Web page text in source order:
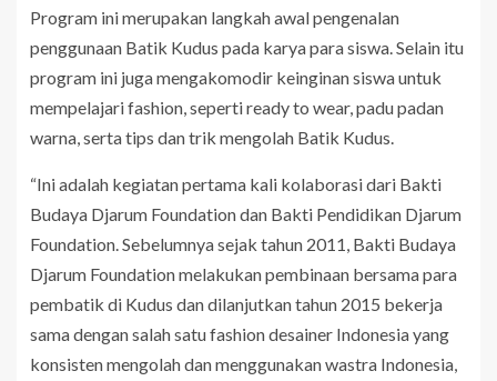
Program ini merupakan langkah awal pengenalan
penggunaan Batik Kudus pada karya para siswa. Selain itu
program ini juga mengakomodir keinginan siswa untuk
mempelajari fashion, seperti ready to wear, padu padan
warna, serta tips dan trik mengolah Batik Kudus.
“Ini adalah kegiatan pertama kali kolaborasi dari Bakti
Budaya Djarum Foundation dan Bakti Pendidikan Djarum
Foundation. Sebelumnya sejak tahun 2011, Bakti Budaya
Djarum Foundation melakukan pembinaan bersama para
pembatik di Kudus dan dilanjutkan tahun 2015 bekerja
sama dengan salah satu fashion desainer Indonesia yang
konsisten mengolah dan menggunakan wastra Indonesia,